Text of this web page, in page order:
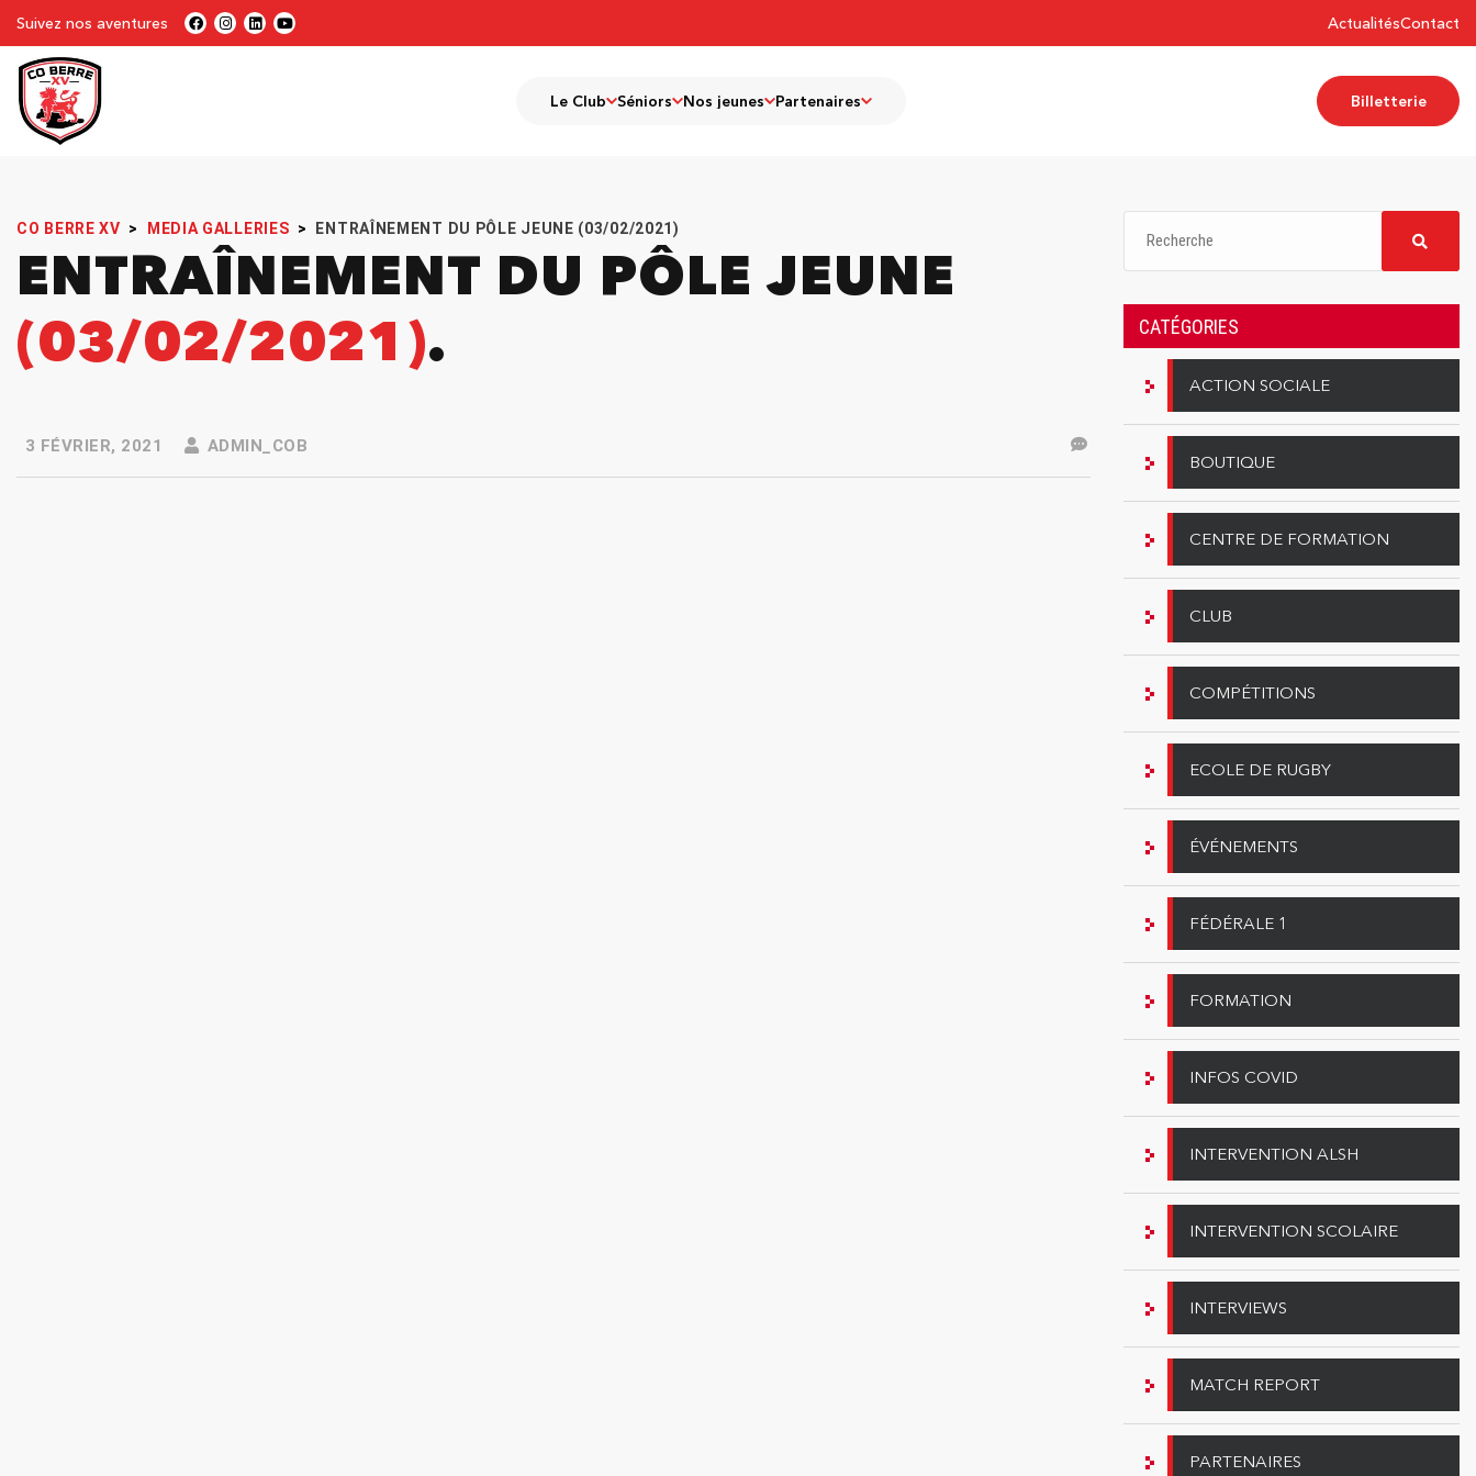
Suivez nos aventures ActualitésContact
Le Club Séniors Nos jeunes Partenaires Billetterie
CO BERRE XV > MEDIA GALLERIES > ENTRAÎNEMENT DU PÔLE JEUNE (03/02/2021)
ENTRAÎNEMENT DU PÔLE JEUNE
(03/02/2021)
3 FÉVRIER, 2021 ADMIN_COB
CATÉGORIES
ACTION SOCIALE
BOUTIQUE
CENTRE DE FORMATION
CLUB
COMPÉTITIONS
ECOLE DE RUGBY
ÉVÉNEMENTS
FÉDÉRALE 1
FORMATION
INFOS COVID
INTERVENTION ALSH
INTERVENTION SCOLAIRE
INTERVIEWS
MATCH REPORT
PARTENAIRES